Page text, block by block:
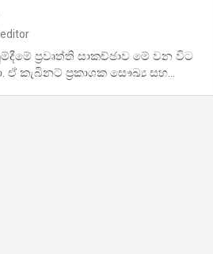
editor
ප්‍රවෘත්ති සාකච්ඡාව මේ වන විට
ඒ කැබිනට් ප්‍රකාශක සෞඛ්‍ය සහ…